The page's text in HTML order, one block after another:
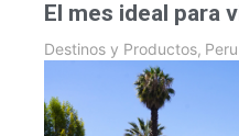
El mes ideal para
Destinos y Productos,